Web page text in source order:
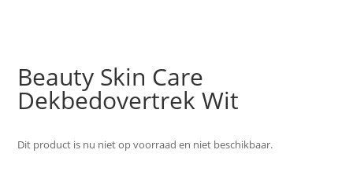
Beauty Skin Care
Dekbedovertrek Wit
Dit product is nu niet op voorraad en niet beschikbaar.